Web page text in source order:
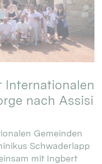
Internationalen
nach Assisi
Gemeinden
Schwaderlapp
mit Ingbert